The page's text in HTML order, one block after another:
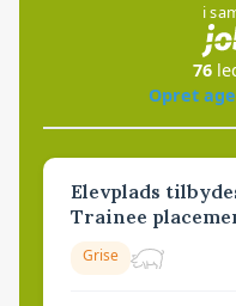
i
76
Opret
Elevplads
Trainee
Grise